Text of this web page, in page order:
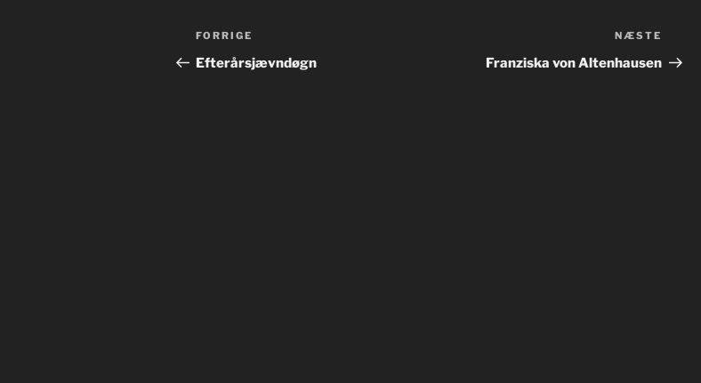
Indlægsnavigation
Forrige
indlæg
FORRIGE
Efterårsjævndøgn
indlæg
NÆSTE
Franziska von Altenhausen